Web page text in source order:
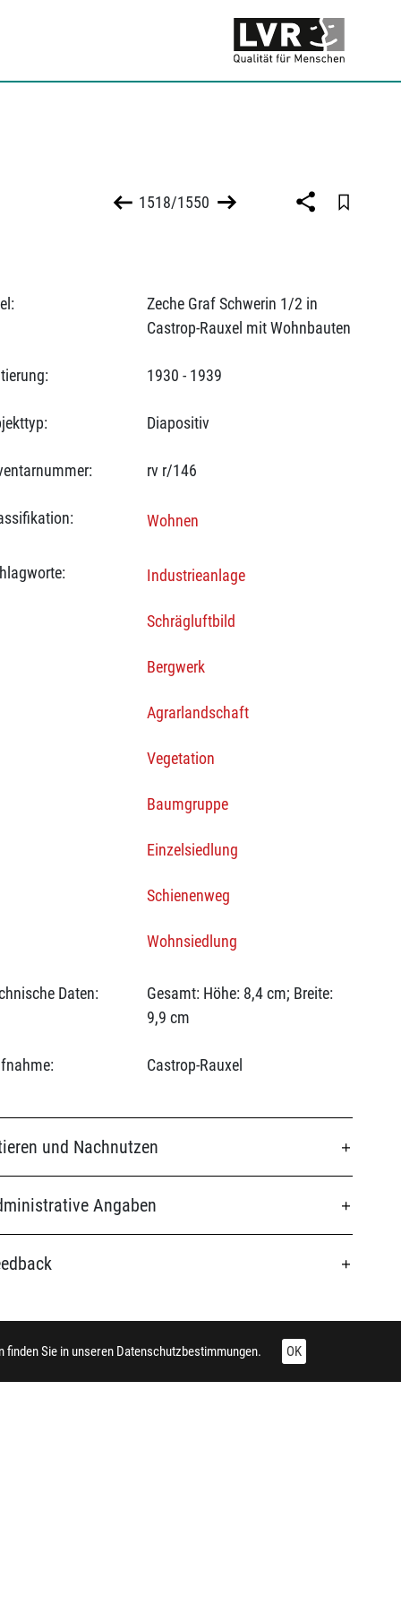
1518/1550
Zeche Graf Schwerin 1/2 in
Castrop-Rauxel mit Wohnbauten
1930 - 1939
Diapositiv
rv r/146
Wohnen
Industrieanlage
Schrägluftbild
Bergwerk
Agrarlandschaft
Vegetation
Baumgruppe
Einzelsiedlung
Schienenweg
Wohnsiedlung
Daten:
Gesamt: Höhe: 8,4 cm; Breite:
9,9 cm
Castrop-Rauxel
und Nachnutzen
Angaben
finden Sie in unseren Datenschutzbestimmungen. OK